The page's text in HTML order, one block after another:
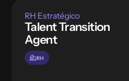
RH Estratégico
Talent Transition
Agent
RH